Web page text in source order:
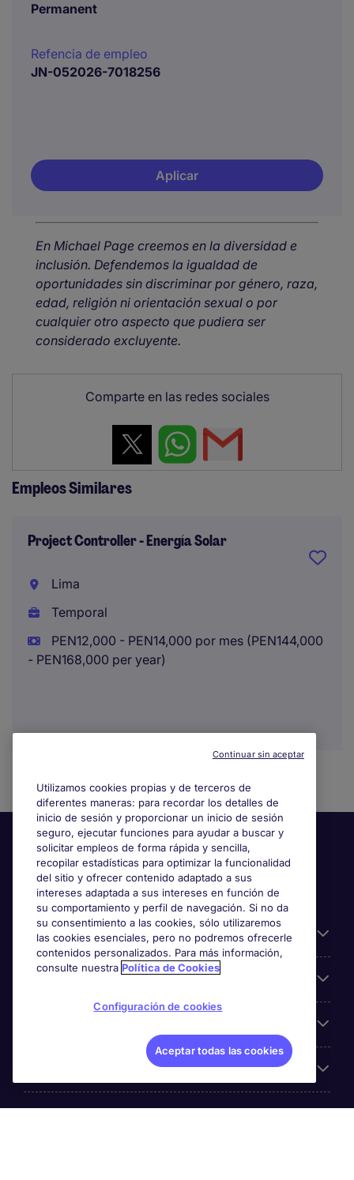
Permanent
Refencia de empleo
JN-052026-7018256
Aplicar
En Michael Page creemos en la diversidad e
inclusión. Defendemos la igualdad de
oportunidades sin discriminar por género, raza,
edad, religión ni orientación sexual o por
cualquier otro aspecto que pudiera ser
considerado excluyente.
Comparte en las redes sociales
Empleos Similares
Project Controller - Energía Solar
Lima
Temporal
PEN12,000 - PEN14,000 por mes (PEN144,000
- PEN168,000 per year)
Información útil
Búsqueda de empleo
Utilizamos cookies propias y de terceros de
diferentes maneras: para recordar los detalles de
inicio de sesión y proporcionar un inicio de sesión
seguro, ejecutar funciones para ayudar a buscar y
solicitar empleos de forma rápida y sencilla,
recopilar estadísticas para optimizar la funcionalidad
del sitio y ofrecer contenido adaptado a sus
intereses adaptada a sus intereses en función de
su comportamiento y perfil de navegación. Si no da
su consentimiento a las cookies, sólo utilizaremos
las cookies esenciales, pero no podremos ofrecerle
contenidos personalizados. Para más información,
consulte nuestra Política de Cookies
Configuración de cookies
Aceptar todas las cookies
Continuar sin aceptar